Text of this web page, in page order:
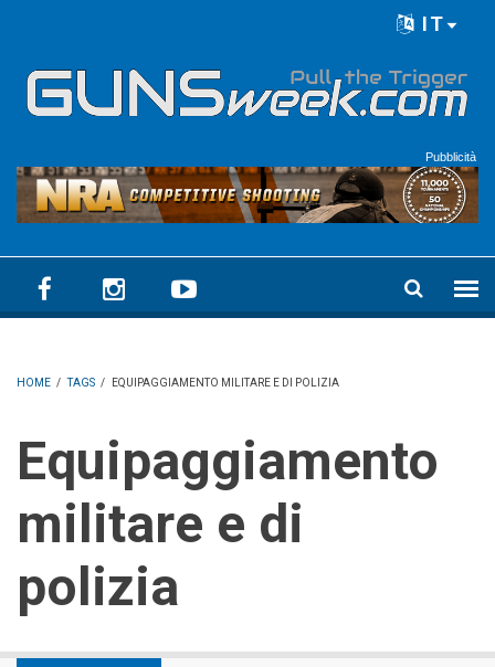
IT
Pubblicità
HOME / TAGS / EQUIPAGGIAMENTO MILITARE E DI POLIZIA
Equipaggiamento
militare e di
polizia